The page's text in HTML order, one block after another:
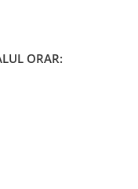
ORAR: